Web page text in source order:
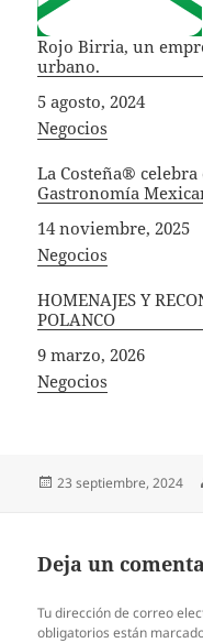
Rojo Birria, un
urbano.
Fecha
5 agosto, 2024
In relation to
Negocios
La Costeña®
Gastronomía
Fecha
14 noviembre, 2025
In relation to
Negocios
HOMENAJES Y
POLANCO
Fecha
9 marzo, 2026
In relation to
Negocios
Publicado
23 septiembre, 2024
Deja un
Tu dirección de correo
obligatorios están